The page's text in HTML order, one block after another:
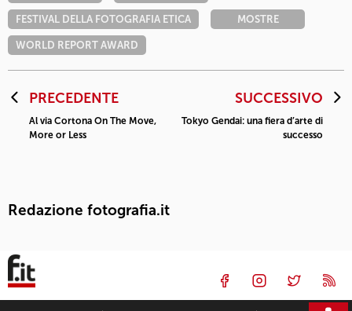
FESTIVAL DELLA FOTOGRAFIA ETICA MOSTRE
WORLD REPORT AWARD
PRECEDENTE
Al via Cortona On The Move,
More or Less
SUCCESSIVO
Tokyo Gendai: una fiera d’arte di
successo
Redazione fotografia.it